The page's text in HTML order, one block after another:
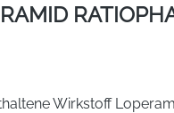
Wirkstoff